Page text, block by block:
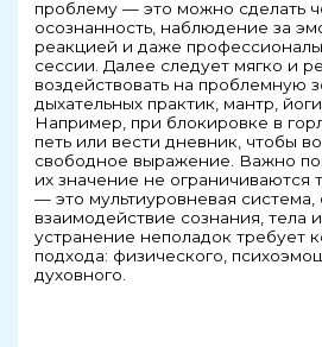
проблему — это можно сделать
осознанность, наблюдение за
реакцией и даже
сессии. Далее следует мягко и
воздействовать на проблемную
дыхательных практик, мантр,
Например, при блокировке в
петь или вести дневник, чтобы
свободное выражение. Важно
их значение не ограничиваются
— это мультиуровневая
взаимодействие сознания, тела
устранение неполадок требует
подхода: физического,
духовного.